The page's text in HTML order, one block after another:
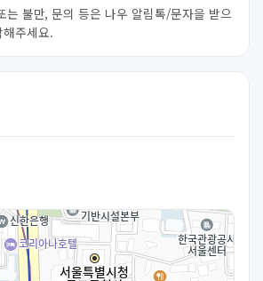
는 불만, 문의 등은 나우 알림톡/문자을 받으
주세요.